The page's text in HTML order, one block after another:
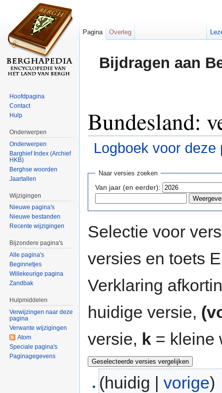
Bijdragen aan
Bundesland:
Logboek voor deze
Naar versies zoeken
Van jaar (en eerder):
Selectie voor
versies en toets
Verklaring
huidige versie,
versie, k = kleine
(huidig |vorige)
Pagina Overleg
Hoofdpagina
Contact
Hulp
Onderwerpen
Onderwerpen
Barghief Index (Archief
HKB)
Berghse woorden
Jaartallen
Wijzigingen
Nieuwe pagina's
Nieuwe bestanden
Recente wijzigingen
Bijzondere pagina's
Alle pagina's
Beginnetjes
Willekeurige pagina
Zandbak
Hulpmiddelen
Verwijzingen naar deze
pagina
Verwante wijzigingen
Atom
Speciale pagina's
Paginagegevens